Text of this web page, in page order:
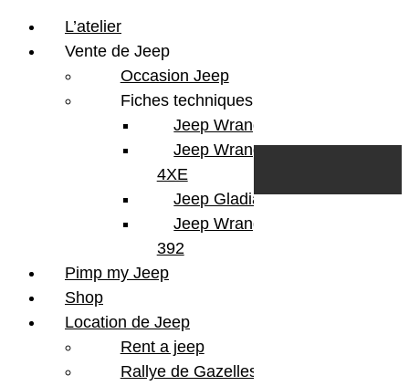
Wrangler JKU
Sahara
KMS
160 000
Black
4 Portes
L’atelier
Vente de Jeep
Occasion Jeep
Fiches techniques
Jeep Wrangler JL
Jeep Wrangler
4XE
Jeep Gladiator
Jeep Wrangler V8
392
Pimp my Jeep
Shop
Location de Jeep
Rent a jeep
Rallye de Gazelles